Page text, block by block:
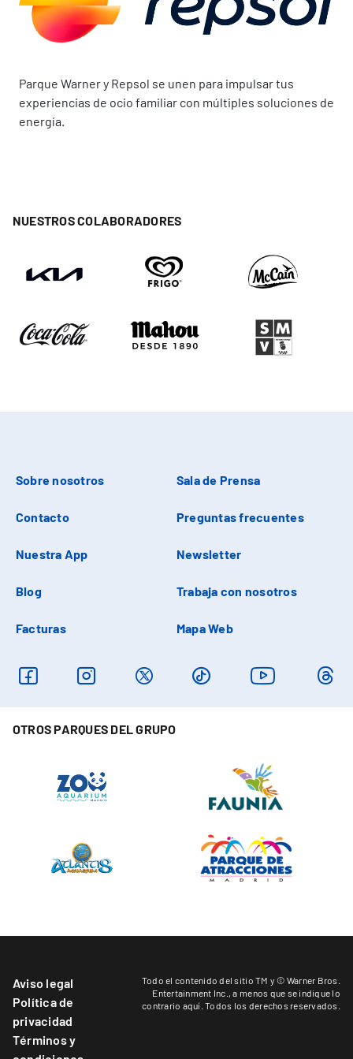
Parque Warner y Repsol se unen para impulsar tus
experiencias de ocio familiar con múltiples soluciones de
energía.
NUESTROS COLABORADORES
Sobre nosotros Sala de Prensa
Contacto Preguntas frecuentes
Nuestra App Newsletter
Blog Trabaja con nosotros
Facturas Mapa Web
OTROS PARQUES DEL GRUPO
Aviso legal
Política de
privacidad
Términos y
Todo el contenido del sitio TM y © Warner Bros.
Entertainment Inc.,a menos que se indique lo
contrario aquí . Todos los derechos reservados.